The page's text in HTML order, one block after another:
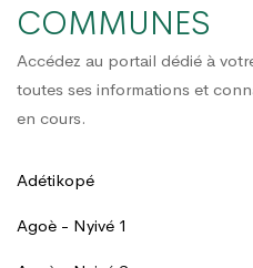
COMMUNES
Accédez au portail dédié à
toutes ses informations et
en cours.
Adétikopé
Agoè - Nyivé 1